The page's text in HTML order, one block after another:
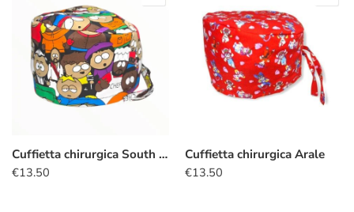
Cuffietta chirurgica South Park
€13.50
Cuffietta chirurgica Arale
€13.50